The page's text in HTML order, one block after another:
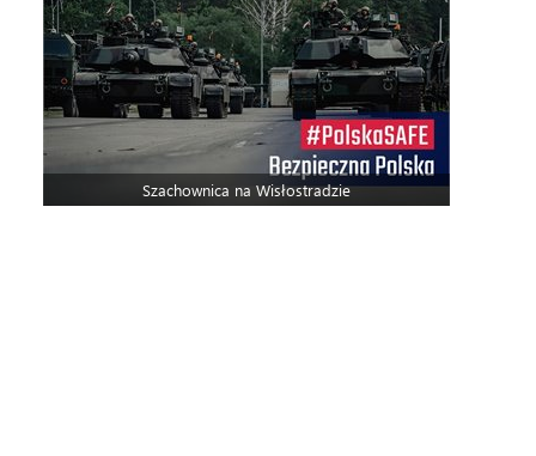
Szachownica na Wisłostradzie